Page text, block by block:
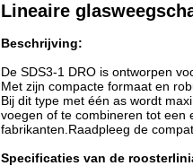
Lineaire
Beschrijving:
De SDS3-1 DRO is ontworpen
Met zijn compacte formaat en
Bij dit type met één as wordt
voegen of te combineren tot een
fabrikanten.Raadpleeg de
Specificaties van de